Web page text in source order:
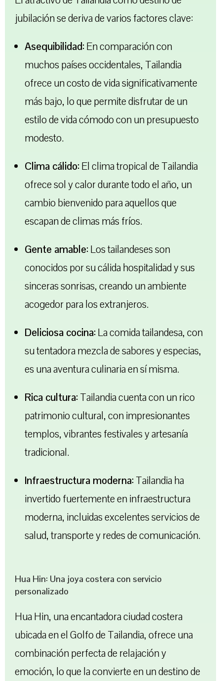
jubilación se deriva de varios factores clave:
Asequibilidad:En comparación con
muchos países occidentales, Tailandia
ofrece un costo de vida significativamente
más bajo, lo que permite disfrutar de un
estilo de vida cómodo con un presupuesto
modesto.
Clima cálido:El clima tropical de Tailandia
ofrece sol y calor durante todo el año, un
cambio bienvenido para aquellos que
escapan de climas más fríos.
Gente amable:Los tailandeses son
conocidos por su cálida hospitalidad y sus
sinceras sonrisas, creando un ambiente
acogedor para los extranjeros.
Deliciosa cocina:La comida tailandesa, con
su tentadora mezcla de sabores y especias,
es una aventura culinaria en sí misma.
Rica cultura:Tailandia cuenta con un rico
patrimonio cultural, con impresionantes
templos, vibrantes festivales y artesanía
tradicional.
Infraestructura moderna:Tailandia ha
invertido fuertemente en infraestructura
moderna, incluidas excelentes servicios de
salud, transporte y redes de comunicación.
Hua Hin: Una joya costera con servicio
personalizado
Hua Hin, una encantadora ciudad costera
ubicada en el Golfo de Tailandia, ofrece una
combinación perfecta de relajación y
emoción, lo que la convierte en un destino de